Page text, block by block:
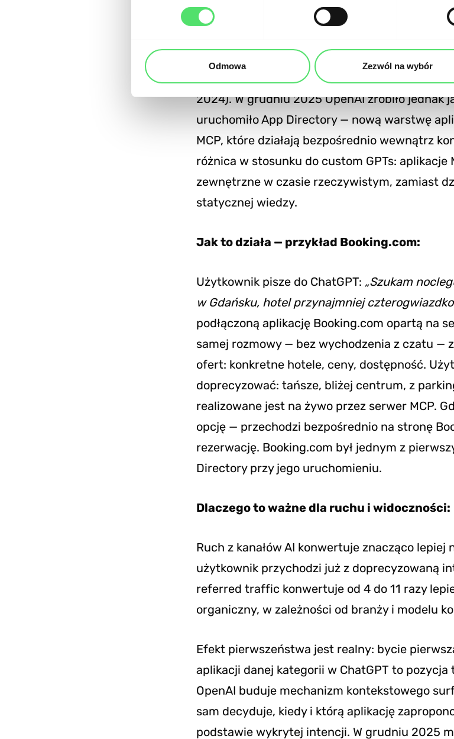
Odmowa Zezwól na wybór
ChatGPT Apps: nowy kanał
ChatGPT oferuje zewnętrzne integracje od
pluginy, potem jako custom GPTs w ramach
2024). W grudniu 2025 OpenAI zrobiło jednak
uruchomiło App Directory — nową warstwę
MCP, które działają bezpośrednio wewnątrz
różnica w stosunku do custom GPTs:
zewnętrzne w czasie rzeczywistym, zamiast
statycznej wiedzy.
Jak to działa — przykład Booking.com:
Użytkownik pisze do ChatGPT: „Szukam
w Gdańsku, hotel przynajmniej
podłączoną aplikację Booking.com opartą na
samej rozmowy — bez wychodzenia z czatu —
ofert: konkretne hotele, ceny, dostępność.
doprecyzować: tańsze, bliżej centrum, z
realizowane jest na żywo przez serwer MCP.
opcję — przechodzi bezpośrednio na stronę
rezerwację. Booking.com był jednym z
Directory przy jego uruchomieniu.
Dlaczego to ważne dla ruchu i widoczności:
Ruch z kanałów AI konwertuje znacząco
użytkownik przychodzi już z doprecyzowaną
referred traffic konwertuje od 4 do 11 razy
organiczny, w zależności od branży i modelu
Efekt pierwszeństwa jest realny: bycie
aplikacji danej kategorii w ChatGPT to pozycja
OpenAI buduje mechanizm kontekstowego
sam decyduje, kiedy i którą aplikację
podstawie wykrytej intencji. W grudniu 2025